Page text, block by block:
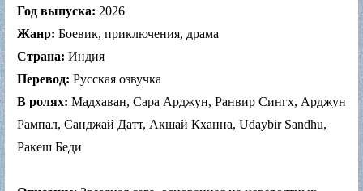
Год выпуска: 2026
Жанр: Боевик, приключения, драма
Страна: Индия
Перевод: Русская озвучка
В ролях: Мадхаван, Сара Арджун, Ранвир Сингх, Арджун
Рампал, Санджай Датт, Акшай Кханна, Udaybir Sandhu,
Ракеш Беди